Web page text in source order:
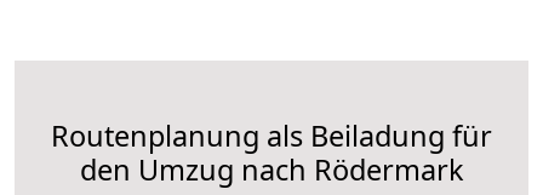
Routenplanung als Beiladung für
den Umzug nach Rödermark